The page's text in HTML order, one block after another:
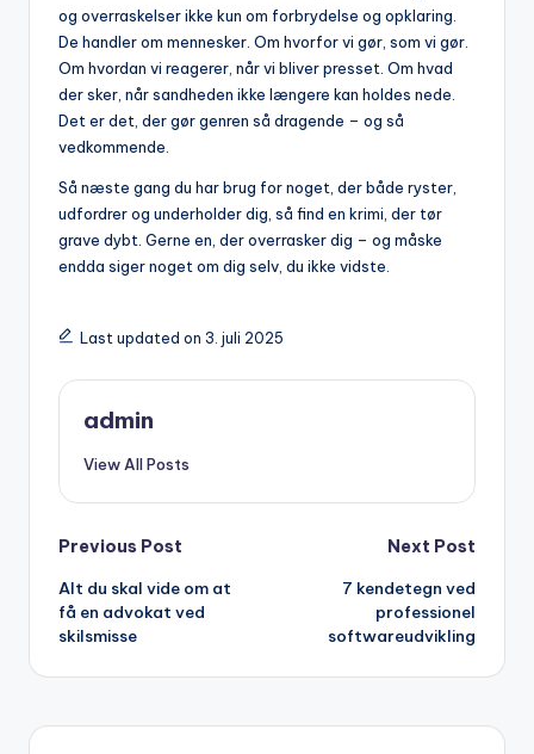
og overraskelser ikke kun om forbrydelse og opklaring.
De handler om mennesker. Om hvorfor vi gør, som vi gør.
Om hvordan vi reagerer, når vi bliver presset. Om hvad
der sker, når sandheden ikke længere kan holdes nede.
Det er det, der gør genren så dragende – og så
vedkommende.
Så næste gang du har brug for noget, der både ryster,
udfordrer og underholder dig, så find en krimi, der tør
grave dybt. Gerne en, der overrasker dig – og måske
endda siger noget om dig selv, du ikke vidste.
Last updated on 3. juli 2025
admin
View All Posts
Post
navigation
Previous Post
Alt du skal vide om at
få en advokat ved
skilsmisse
Next Post
7 kendetegn ved
professionel
softwareudvikling